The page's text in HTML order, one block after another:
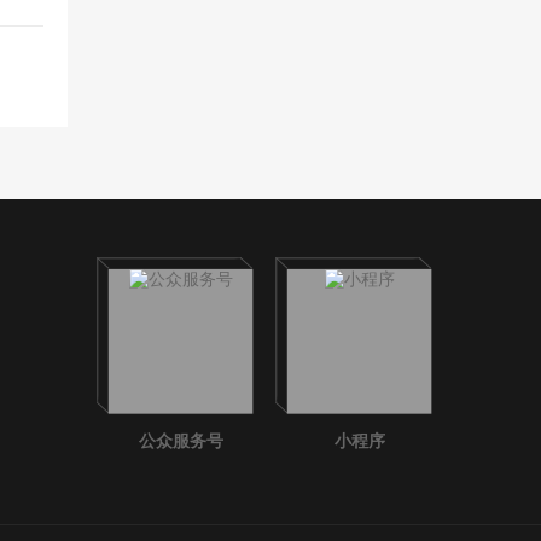
公众服务号 小程序